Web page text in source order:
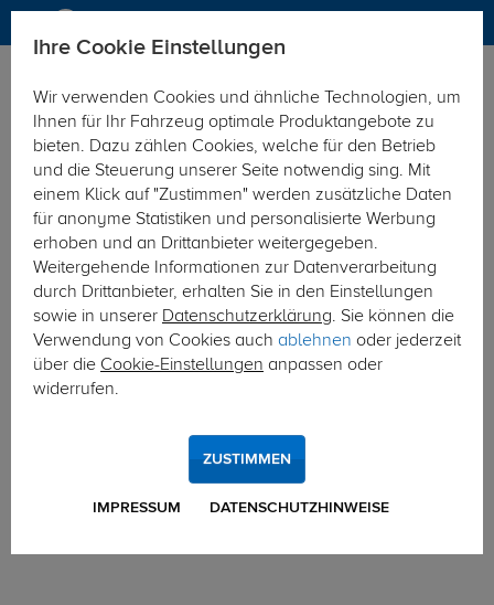
Hier geht's zur Fahrzeugübersicht: VW Passat Variant
Ihre Cookie Einstellungen
Wir verwenden Cookies und ähnliche Technologien, um
Ihnen für Ihr Fahrzeug optimale Produktangebote zu
bieten. Dazu zählen Cookies, welche für den Betrieb
und die Steuerung unserer Seite notwendig sing. Mit
einem Klick auf "Zustimmen" werden zusätzliche Daten
für anonyme Statistiken und personalisierte Werbung
erhoben und an Drittanbieter weitergegeben.
Weitergehende Informationen zur Datenverarbeitung
durch Drittanbieter, erhalten Sie in den Einstellungen
sowie in unserer Datenschutzerklärung. Sie können die
Verwendung von Cookies auch ablehnen oder jederzeit
über die Cookie-Einstellungen anpassen oder
widerrufen.
IMPRESSUM DATENSCHUTZHINWEISE
ZUSTIMMEN